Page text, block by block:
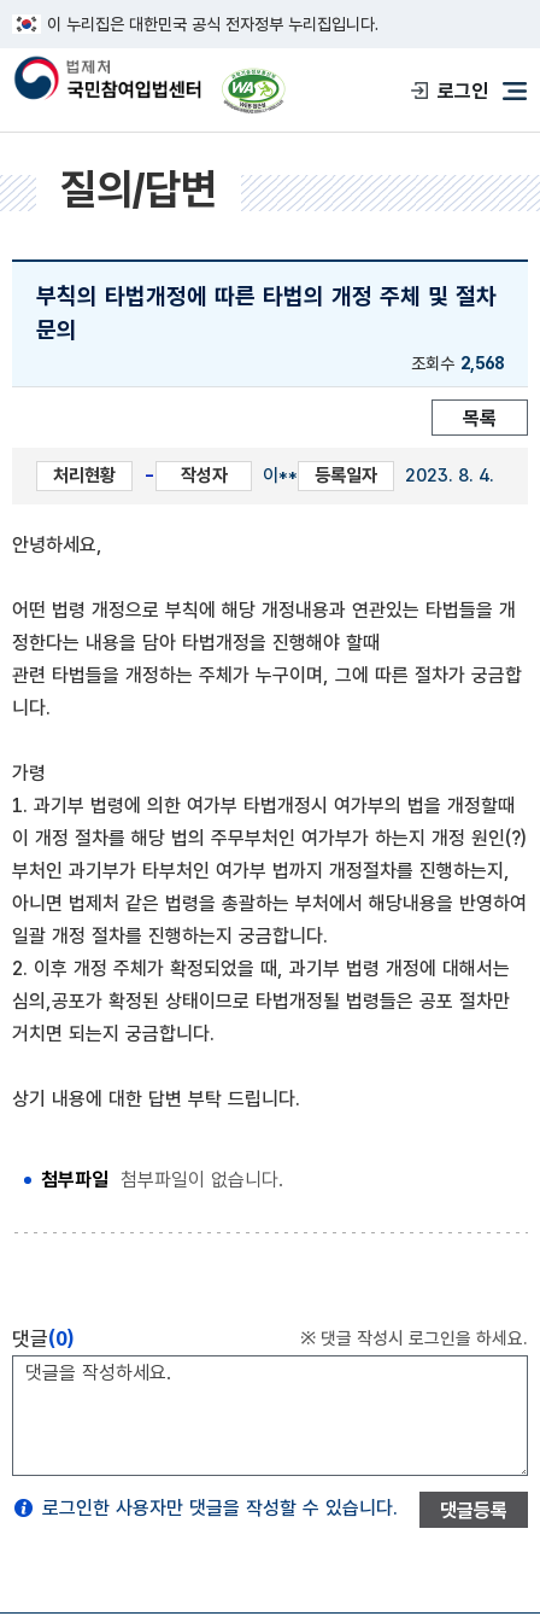
이 누리집은 대한민국 공식 전자정부 누리집입니다.
한국웹접근성인증평가원 웹접근성 사이
로그인
메
질의/답변
부칙의 타법개정에 따른 타법의 개정 주체 및 절차
문의
조회수 2,568
목록
처리현황 - 작성자 이** 등록일자 2023. 8. 4.
안녕하세요,
어떤 법령 개정으로 부칙에 해당 개정내용과 연관있는 타법들을 개
정한다는 내용을 담아 타법개정을 진행해야 할때
관련 타법들을 개정하는 주체가 누구이며, 그에 따른 절차가 궁금합
니다.
가령
1. 과기부 법령에 의한 여가부 타법개정시 여가부의 법을 개정할때
이 개정 절차를 해당 법의 주무부처인 여가부가 하는지 개정 원인(?)
부처인 과기부가 타부처인 여가부 법까지 개정절차를 진행하는지,
아니면 법제처 같은 법령을 총괄하는 부처에서 해당내용을 반영하여
일괄 개정 절차를 진행하는지 궁금합니다.
2. 이후 개정 주체가 확정되었을 때, 과기부 법령 개정에 대해서는
심의,공포가 확정된 상태이므로 타법개정될 법령들은 공포 절차만
거치면 되는지 궁금합니다.
상기 내용에 대한 답변 부탁 드립니다.
첨부파일 첨부파일이 없습니다.
댓글(0) ※ 댓글 작성시 로그인을 하세요.
로그인한 사용자만 댓글을 작성할 수 있습니다. 댓글등록